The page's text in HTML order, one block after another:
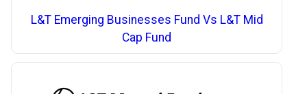
L&T Emerging Businesses Fund Vs L&T Mid
Cap Fund